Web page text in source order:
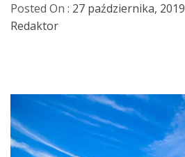
Posted On : 27 października, 2019
Redaktor